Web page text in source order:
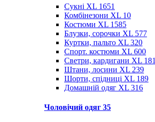
Cукні XL 1651
Комбінезони XL 10
Костюми XL 1585
Блузки, сорочки XL 577
Куртки, пальто XL 320
Спорт. костюми XL 600
Светри, кардигани XL 181
Штани, лосини XL 239
Шорти, спідниці XL 189
Домашній одяг XL 316
Чоловічий одяг 35